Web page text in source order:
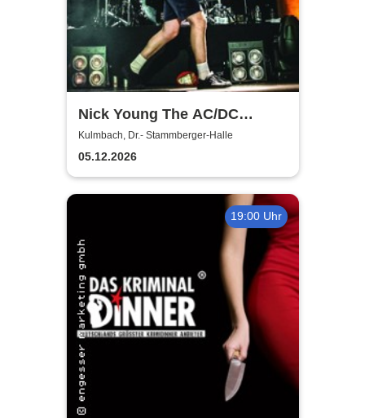
Nick Young The AC/DC
Master-Band
Kulmbach, Dr.- Stammberger-Halle
05.12.2026
19:00 Uhr